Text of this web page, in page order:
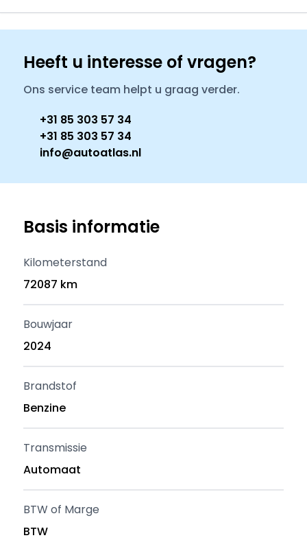
Heeft u interesse of vragen?
Ons service team helpt u graag verder.
+31 85 303 57 34
+31 85 303 57 34
info@autoatlas.nl
Basis informatie
Kilometerstand
72087 km
Bouwjaar
2024
Brandstof
Benzine
Transmissie
Automaat
BTW of Marge
BTW